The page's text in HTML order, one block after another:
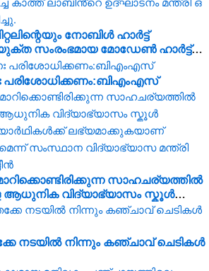
നോബിൾ ഹാർട്ട്
സംരംഭമായ മോഡേൺ ഹാർട്ട്
കാത്ത് ലാബിൻ്റെ ഉദ്ഘാടനം മന്ത്രി
സാഹചര്യത്തിൽ
ആധുനിക വിദ്യാഭ്യാസം സ്കൂൾ
ലഭ്യമാക്കുകയാണ്
സംസ്ഥാന വിദ്യാഭ്യാസ മന്ത്രി
നടയിൽ നിന്നും കഞ്ചാവ് ചെടികൾ